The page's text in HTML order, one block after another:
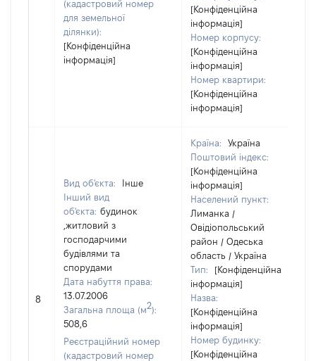
(кадастровий номер
для земельної
ділянки):
[Конфіденційна
інформація]
[Конфіденційна
інформація]
Номер корпусу:
[Конфіденційна
інформація]
Номер квартири:
[Конфіденційна
інформація]
8
Вид об'єкта:
Інше
Інший вид
об'єкта: будинок
,житловий з
господарчими
будівлями та
спорудами
Дата набуття права:
13.07.2006
Загальна площа (м2):
508,6
Реєстраційний номер
(кадастровий номер
Країна:
Україна
Поштовий індекс:
[Конфіденційна
інформація]
Населений пункт:
Лиманка /
Овідіопольський
район / Одеська
область / Україна
Тип:
[Конфіденційна
інформація]
Назва:
[Конфіденційна
інформація]
Номер будинку:
[Конфіденційна